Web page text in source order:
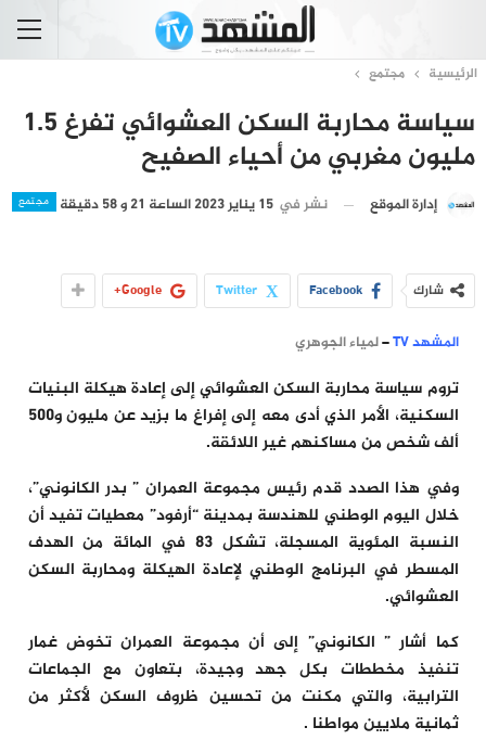
الرئيسية مجتمع
سياسة محاربة السكن العشوائي تفرغ 1.5
مليون مغربي من أحياء الصفيح
مجتمع إدارة الموقع نشر في 15 يناير 2023 الساعة 21 و 58 دقيقة
شارك Facebook
Twitter
Google+
المشهد TV –لمياء الجوهري
تروم سياسة محاربة السكن العشوائي إلى إعادة هيكلة البنيات
السكنية، الأمر الذي أدى معه إلى إفراغ ما بزيد عن مليون و500
ألف شخص من مساكنهم غير اللائقة.
وفي هذا الصدد قدم رئيس مجموعة العمران ” بدر الكانوني”،
خلال اليوم الوطني للهندسة بمدينة “أرفود” معطيات تفيد أن
النسبة المئوية المسجلة، تشكل 83 في المائة من الهدف
المسطر في البرنامج الوطني لإعادة الهيكلة ومحاربة السكن
العشوائي.
كما أشار ” الكانوني” إلى أن مجموعة العمران تخوض غمار
تنفيذ مخططات بكل جهد وجيدة، بتعاون مع الجماعات
الترابية، والتي مكنت من تحسين ظروف السكن لأكثر من
ثمانية ملايين مواطنا .